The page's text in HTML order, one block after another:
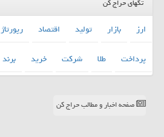
ارز بازار تولید اقتصاد رپورتاژ
پرداخت
طلا شركت خرید برند
صفحه اخبار و مطالب حراج کن